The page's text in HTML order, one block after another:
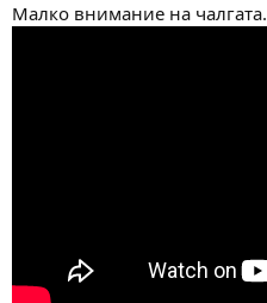
Малко внимание на чалгата.